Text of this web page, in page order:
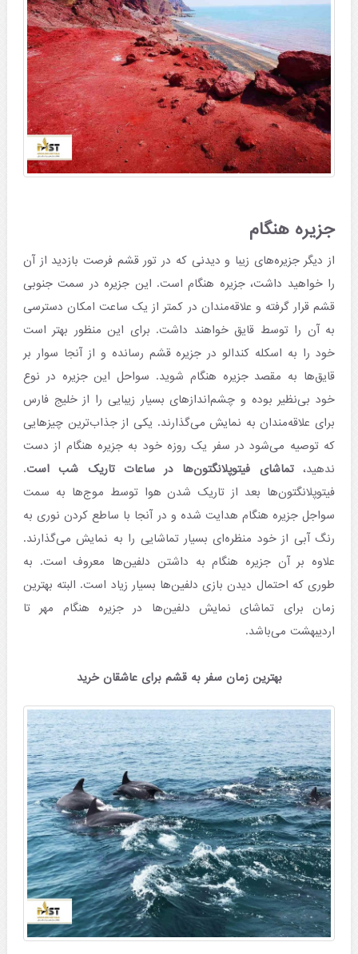
جزیره هنگام
از دیگر جزیره‌های زیبا و دیدنی که در تور قشم فرصت بازدید از آن
را خواهید داشت، جزیره هنگام است. این جزیره در سمت جنوبی
قشم قرار گرفته و علاقه‌مندان در کمتر از یک ساعت امکان دسترسی
به آن را توسط قایق‌ خواهند داشت. برای این منظور بهتر است
خود را به اسکله کندالو در جزیره قشم رسانده و از آنجا سوار بر
قایق‌ها به مقصد جزیره هنگام شوید. سواحل این جزیره در نوع
خود بی‌نظیر بوده و چشم‌اندازهای بسیار زیبایی را از خلیج فارس
برای علاقه‌مندان به نمایش می‌گذارند. یکی از جذاب‌ترین چیزهایی
که توصیه می‌شود در سفر یک روزه خود به جزیره هنگام از دست
ندهید،تماشای فیتوپلانگتون‌ها در ساعات تاریک شب است.
فیتوپلانگتون‌ها بعد از تاریک شدن هوا توسط موج‌ها به سمت
سواجل جزیره هنگام هدایت شده و در آنجا با ساطع کردن نوری به
رنگ آبی از خود منظره‌ای بسیار تماشایی را به نمایش می‌گذارند.
علاوه بر آن جزیره هنگام به داشتن دلفین‌ها معروف است. به
طوری که احتمال دیدن بازی دلفین‌ها بسیار زیاد است. البته بهترین
زمان برای تماشای نمایش دلفین‌ها در جزیره هنگام مهر تا
اردیبهشت می‌باشد.
بهترین زمان سفر به قشم برای عاشقان خرید